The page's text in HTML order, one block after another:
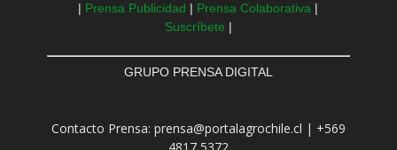
| Prensa Publicidad | Prensa Colaborativa |
Suscríbete |
GRUPO PRENSA DIGITAL
Contacto Prensa: prensa@portalagrochile.cl | +569